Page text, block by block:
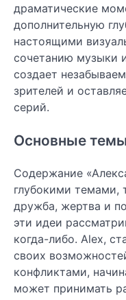
драматические
дополнительную
настоящими
сочетанию музыки
создает
зрителей и
серий.
Основные
Содержание
глубокими темами,
дружба, жертва и
эти идеи
когда-либо. Alex,
своих
конфликтами,
может принимать